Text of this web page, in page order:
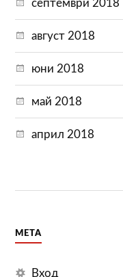
септември 2018
август 2018
юни 2018
май 2018
април 2018
МЕТА
Вход